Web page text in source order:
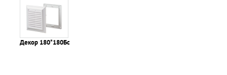
Декор 180*180Бс